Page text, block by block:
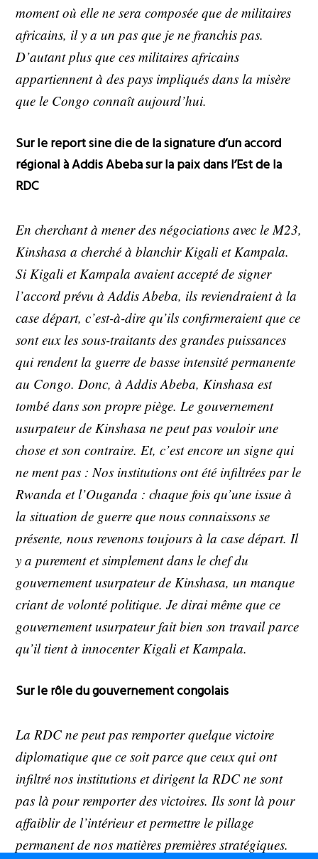
moment où elle ne sera composée que de militaires
africains, il y a un pas que je ne franchis pas.
D’autant plus que ces militaires africains
appartiennent à des pays impliqués dans la misère
que le Congo connaît aujourd’hui.
Sur le report sine die de la signature d’un accord
régional à Addis Abeba sur la paix dans l’Est de la
RDC
En cherchant à mener des négociations avec le M23,
Kinshasa a cherché à blanchir Kigali et Kampala.
Si Kigali et Kampala avaient accepté de signer
l’accord prévu à Addis Abeba, ils reviendraient à la
case départ, c’est-à-dire qu’ils confirmeraient que ce
sont eux les sous-traitants des grandes puissances
qui rendent la guerre de basse intensité permanente
au Congo. Donc, à Addis Abeba, Kinshasa est
tombé dans son propre piège. Le gouvernement
usurpateur de Kinshasa ne peut pas vouloir une
chose et son contraire. Et, c’est encore un signe qui
ne ment pas : Nos institutions ont été infiltrées par le
Rwanda et l’Ouganda : chaque fois qu’une issue à
la situation de guerre que nous connaissons se
présente, nous revenons toujours à la case départ. Il
y a purement et simplement dans le chef du
gouvernement usurpateur de Kinshasa, un manque
criant de volonté politique. Je dirai même que ce
gouvernement usurpateur fait bien son travail parce
qu’il tient à innocenter Kigali et Kampala.
Sur le rôle du gouvernement congolais
La RDC ne peut pas remporter quelque victoire
diplomatique que ce soit parce que ceux qui ont
infiltré nos institutions et dirigent la RDC ne sont
pas là pour remporter des victoires. Ils sont là pour
affaiblir de l’intérieur et permettre le pillage
permanent de nos matières premières stratégiques.